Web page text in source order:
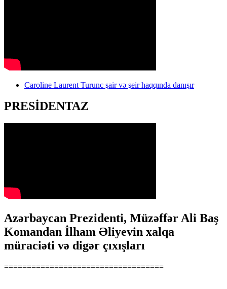
Caroline Laurent Turunc şair və şeir haqqında danışır
PRESİDENTAZ
Azərbaycan Prezidenti, Müzəffər Ali Baş
Komandan İlham Əliyevin xalqa
müraciəti və digər çıxışları
===================================